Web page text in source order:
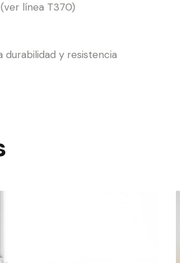
línea T370)
y resistencia